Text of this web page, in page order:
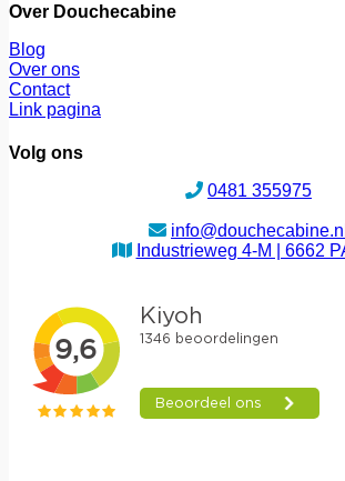
Over Douchecabine
Blog
Over ons
Contact
Link pagina
Volg ons
0481 355975
info@douchecabine.nl
Industrieweg 4-M | 6662